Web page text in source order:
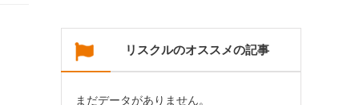
リスクルのオススメの記事
まだデータがありません。